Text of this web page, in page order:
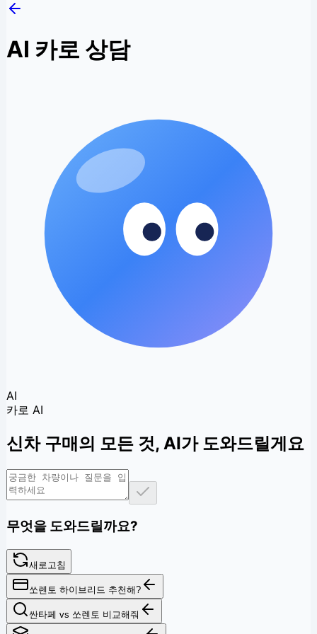
AI 카로 상담
AI
카로 AI
신차 구매의 모든 것, AI가 도와드릴게요
무엇을 도와드릴까요?
새로고침
쏘렌토 하이브리드 추천해?
싼타페 vs 쏘렌토 비교해줘